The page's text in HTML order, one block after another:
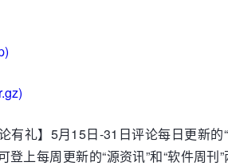
有礼】5月15日-31日评论每日更新
登上每周更新的“源资讯”和“软件周